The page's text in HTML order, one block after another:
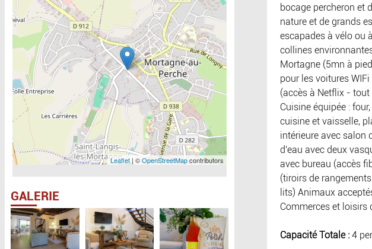
Leaflet | ©OpenStreetMapcontributors
GALERIE
bocage percheron et
nature et de grands
escapades à vélo ou
collines
Mortagne (5mn à
pour les voitures
(accès à Netflix -
Cuisine équipée :
cuisine et vaisselle,
intérieure avec salon
d'eau avec deux
avec bureau (accès
(tiroirs de
lits) Animaux
Commerces et loisirs
Capacité Totale : 4